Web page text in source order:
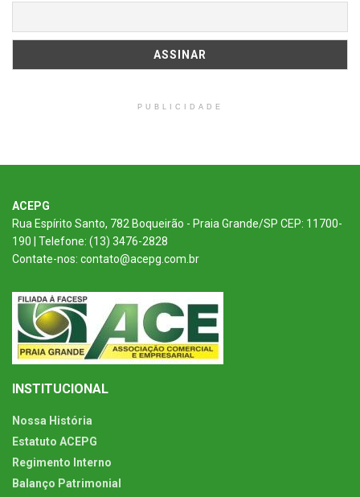
PUBLICIDADE
ACEPG
Rua Espírito Santo, 782 Boqueirão - Praia Grande/SP CEP: 11700-
190 | Telefone: (13) 3476-2828
Contate-nos: contato@acepg.com.br
INSTITUCIONAL
Nossa História
Estatuto ACEPG
Regimento Interno
Balanço Patrimonial